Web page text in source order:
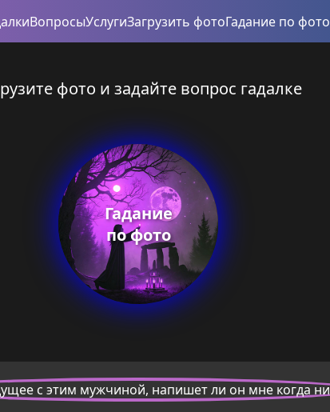
ВопросыУслугиЗагрузить фотоГадание по фото
фото и задайте вопрос гадалке
Гадание
по фото